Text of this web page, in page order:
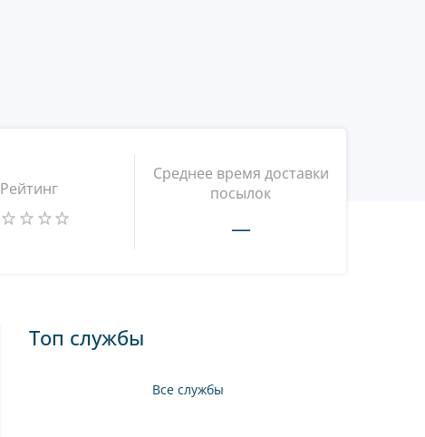
Рейтинг
Среднее время доставки
посылок
—
Топ службы
Все службы